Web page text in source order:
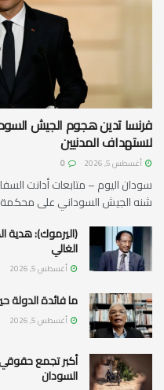
فرنسا تدين هجوم الجيش
لاستهداف المدنيين
أغسطس 5, 2026
سودان اليوم – متابعات أدانت
شنه الجيش السوداني على محكمة
(اليرموك): هدية
الغالي
أغسطس 5, 2026
ما فائدة الدولة
أغسطس 5, 2026
أكبر تجمع
السودان